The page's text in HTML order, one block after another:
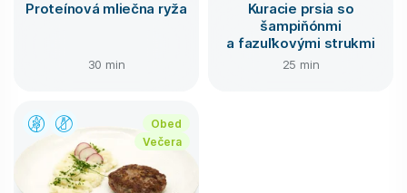
Proteínová mliečna ryža
30 min
Kuracie prsia so
šampiňónmi
a fazuľkovými strukmi
25 min
Obed
Večera